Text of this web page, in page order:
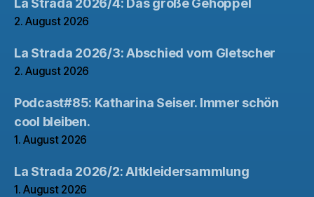
2. August 2026
La Strada 2026/3: Abschied vom Gletscher
2. August 2026
Podcast#85: Katharina Seiser. Immer schön
cool bleiben.
1. August 2026
La Strada 2026/2: Altkleidersammlung
1. August 2026